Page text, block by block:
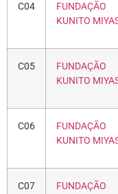
C04
FUNDAÇÃO
KUNITO
C05
FUNDAÇÃO
KUNITO
C06
FUNDAÇÃO
KUNITO
C07
FUNDAÇÃO